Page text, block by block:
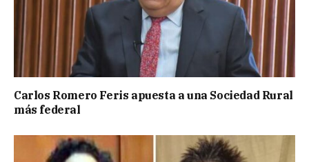
Carlos Romero Feris apuesta a una Sociedad Rural
más federal